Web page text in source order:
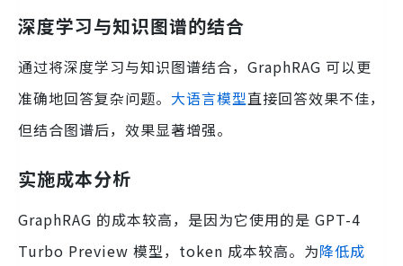
深度学习与知识图谱的结合
通过将深度学习与知识图谱结合，GraphRAG 可以更
准确地回答复杂问题。 大语言模型直接回答效果不佳，
但结合图谱后，效果显著增强。
实施成本分析
GraphRAG 的成本较高，是因为它使用的是 GPT-4
Turbo Preview 模型，token 成本较高。为降低成